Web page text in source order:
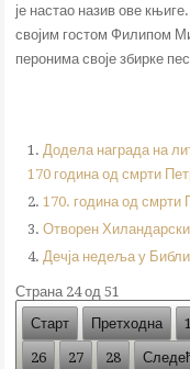
је настао назив ове
својим гостом Филипом
перонима своје збирке
Додела награда на
170 година од смрти
170. година од
Отворен Хиландарски
Дечја недеља у
Страна 24 од 51
Старт
Претходна
26 27 28